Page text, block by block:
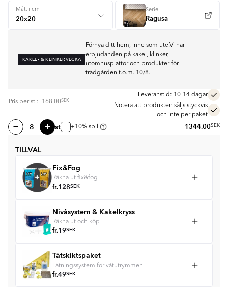
Mått i cm Serie
Ragusa
KAKEL- & KLINKERVECKA
Förnya ditt hem, inne som ute.Vi har
erbjudanden på kakel, klinker,
utomhusplattor och produkter för
trädgården t.o.m. 10/8.
Pris per st : 168.00SEK
Leveranstid: 10-14 dagar
Notera att produkten säljs styckvis
och inte per paket
st +10% spill 1344.00SEK
TILLVAL
Fix&Fog
Räkna ut fix&fog
fr.128SEK
Nivåsystem & Kakelkryss
Räkna ut och köp
fr.19SEK
Tätskiktspaket
Tätningssystem för våtutrymmen
fr.49SEK